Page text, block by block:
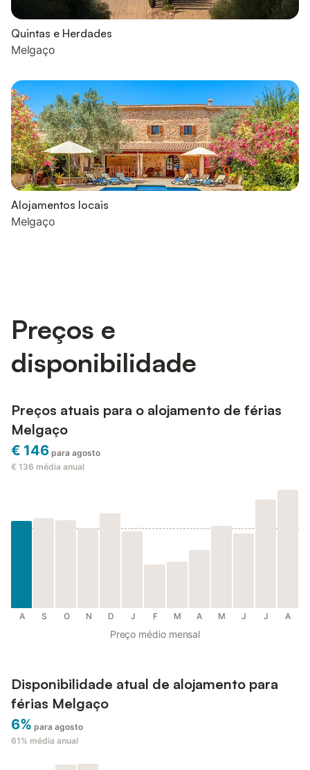
Quintas e Herdades
Melgaço
Alojamentos locais
Melgaço
Preços e
disponibilidade
Preços atuais para o alojamento de férias
Melgaço
€ 146 para agosto
€ 136 média anual
A S O N D J F M A M J J A
Preço médio mensal
Disponibilidade atual de alojamento para
férias Melgaço
6% para agosto
61% média anual